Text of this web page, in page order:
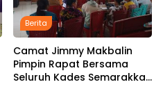
Berita
Camat Jimmy Makbalin
Pimpin Rapat Bersama
Seluruh Kades Semarakkan